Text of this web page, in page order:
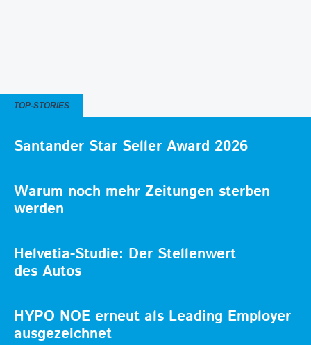
TOP-STORIES
Santander Star Seller Award 2026
Warum noch mehr Zeitungen sterben
werden
Helvetia-Studie: Der Stellenwert
des Autos
HYPO NOE erneut als Leading Employer
ausgezeichnet